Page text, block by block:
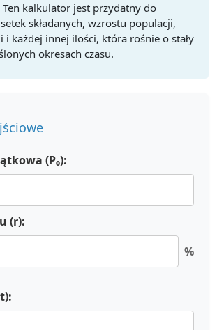
Ten kalkulator jest przydatny do
składanych, wzrostu populacji,
i każdej innej ilości, która rośnie o stały
okresach czasu.
(P₀):
(r):
%